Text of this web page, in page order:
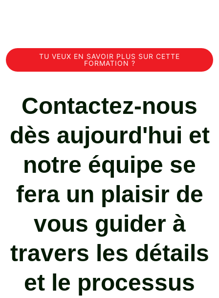
TU VEUX EN SAVOIR PLUS SUR CETTE
FORMATION ?
Contactez-nous
dès aujourd'hui et
notre équipe se
fera un plaisir de
vous guider à
travers les détails
et le processus